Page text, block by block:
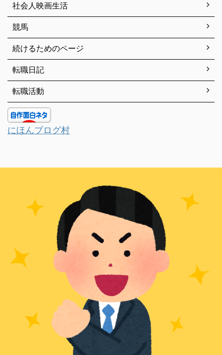
社会人映画生活
競馬
続けるためのページ
転職日記
転職活動
にほんブログ村